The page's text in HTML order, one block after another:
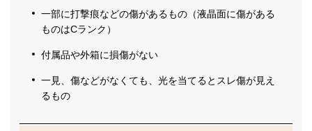
一部に打撃痕などの傷があるもの（液晶面に傷がある
ものはCランク）
付属品や外箱に損傷がない
一見、傷などがなくても、光を当てるとスレ傷が見え
るもの